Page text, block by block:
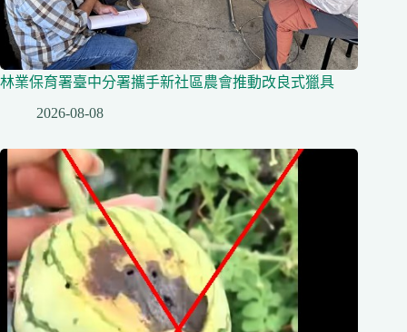
林業保育署臺中分署攜手新社區農會推動改良式獵具
2026-08-08